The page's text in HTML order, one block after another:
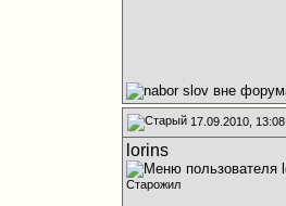
17.09.2010, 13:08
lorins
Старожил